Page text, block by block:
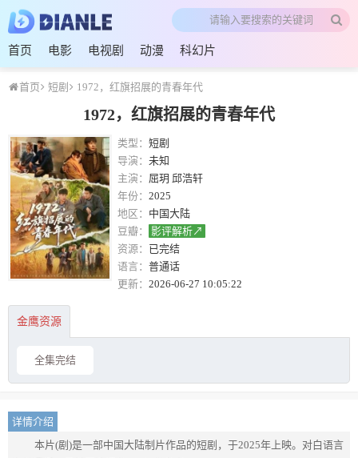
首页 电影 电视剧 动漫 科幻片
首页 短剧 1972，红旗招展的青春年代
1972，红旗招展的青春年代
类型： 短剧
导演： 未知
主演： 屈玥 邱浩轩
年份： 2025
地区： 中国大陆
豆瓣：
影评解析↗
资源： 已完结
语言： 普通话
更新： 2026-06-27 10:05:22
金鹰资源
全集完结
详情介绍
本片(剧)是一部中国大陆制片作品的短剧，于2025年上映。对白语言